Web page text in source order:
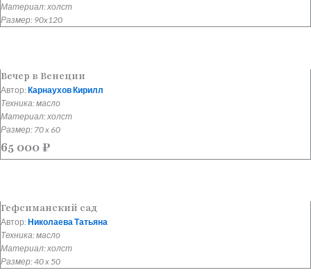
Материал: холст
Размер: 90x120
Вечер в Венеции
Автор: Карнаухов Кирилл
Техника: масло
Материал: холст
Размер: 70 x 60
65 000₽
Гефсиманский сад
Автор: Николаева Татьяна
Техника: масло
Материал: холст
Размер: 40 x 50